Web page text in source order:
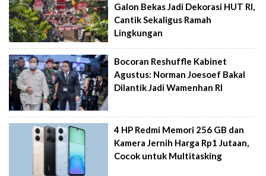
Galon Bekas Jadi Dekorasi HUT RI,
Cantik Sekaligus Ramah
Lingkungan
Bocoran Reshuffle Kabinet
Agustus: Norman Joesoef Bakal
Dilantik Jadi Wamenhan RI
4 HP Redmi Memori 256 GB dan
Kamera Jernih Harga Rp1 Jutaan,
Cocok untuk Multitasking